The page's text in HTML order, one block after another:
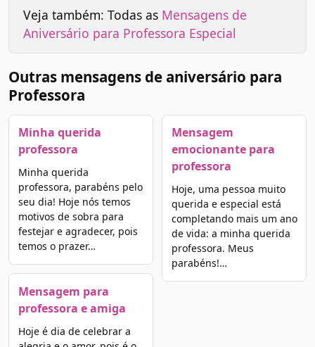
Veja também: Todas as Mensagens de
Aniversário para Professora Especial
Outras mensagens de aniversário para
Professora
Minha querida
professora
Minha querida
professora, parabéns pelo
seu dia! Hoje nós temos
motivos de sobra para
festejar e agradecer, pois
temos o prazer…
Mensagem para
professora e amiga
Hoje é dia de celebrar a
Mensagem
emocionante para
professora
Hoje, uma pessoa muito
querida e especial está
completando mais um ano
de vida: a minha querida
professora. Meus
parabéns!…